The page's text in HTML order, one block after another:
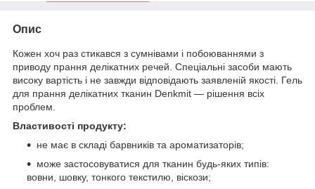
Опис
Кожен хоч раз стикався з сумнівами і побоюваннями з
приводу прання делікатних речей. Спеціальні засоби мають
високу вартість і не завжди відповідають заявленій якості. Гель
для прання делікатних тканин Denkmit — рішення всіх
проблем.
Властивості продукту:
не має в складі барвників та ароматизаторів;
може застосовуватися для тканин будь-яких типів:
вовни, шовку, тонкого текстилю, віскози;